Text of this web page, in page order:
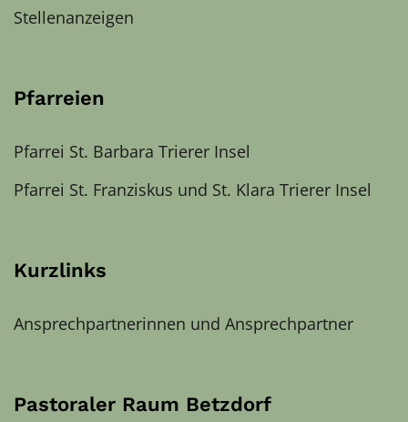
Stellenanzeigen
Pfarreien
Pfarrei St. Barbara Trierer Insel
Pfarrei St. Franziskus und St. Klara Trierer Insel
Kurzlinks
Ansprechpartnerinnen und Ansprechpartner
Pastoraler Raum Betzdorf